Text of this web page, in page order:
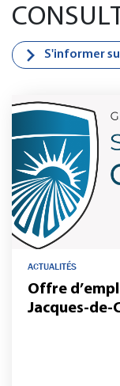
S'informer
ACTUALITÉS
Offre
Jacques-de-